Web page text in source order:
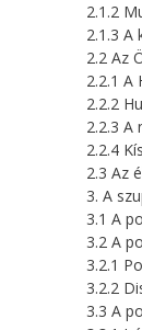
2.1.2
2.1.3 A
2.2 Az
2.2.1 A
2.2.2
2.2.3 A
2.2.4
2.3 Az
3. A
3.1 A
3.2 A
3.2.1
3.2.2
3.3 A